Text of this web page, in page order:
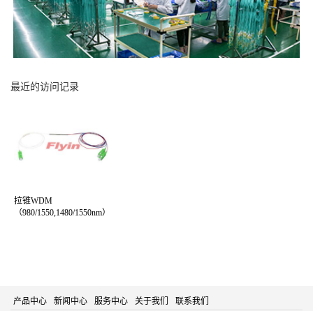
最近的访问记录
拉锥WDM
（980/1550,1480/1550nm）
产品中心 新闻中心 服务中心 关于我们 联系我们